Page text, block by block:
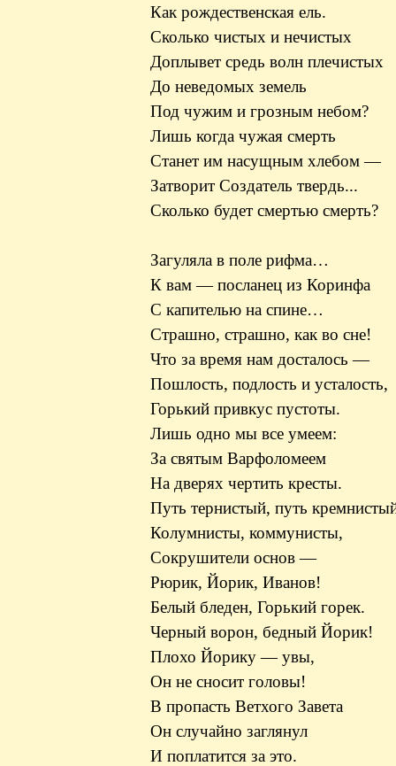
Как рождественская ель.
Сколько чистых и нечистых
Доплывет средь волн плечистых
До неведомых земель
Под чужим и грозным небом?
Лишь когда чужая смерть
Станет им насущным хлебом —
Затворит Создатель твердь...
Сколько будет смертью смерть?
Загуляла в поле рифма…
К вам — посланец из Коринфа
С капителью на спине…
Страшно, страшно, как во сне!
Что за время нам досталось —
Пошлость, подлость и усталость,
Горький привкус пустоты.
Лишь одно мы все умеем:
За святым Варфоломеем
На дверях чертить кресты.
Путь тернистый, путь
Колумнисты, коммунисты,
Сокрушители основ —
Рюрик, Йорик, Иванов!
Белый бледен, Горький горек.
Черный ворон, бедный Йорик!
Плохо Йорику — увы,
Он не сносит головы!
В пропасть Ветхого Завета
Он случайно заглянул
И поплатится за это.